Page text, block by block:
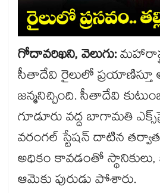
గోదావరిఖని, వెలుగు:
సీతాదేవి రైలులో ప్రయాణిస్తూ
జన్మనిచ్చింది. సీతాదేవి
గూడూరు వద్ద బాగామతి
వరంగల్​ స్టేషన్​ దాటిన తర్వాత
అధికం కావడంతో స్థానికులు,
ఆమెకు పురుడు పోశారు.